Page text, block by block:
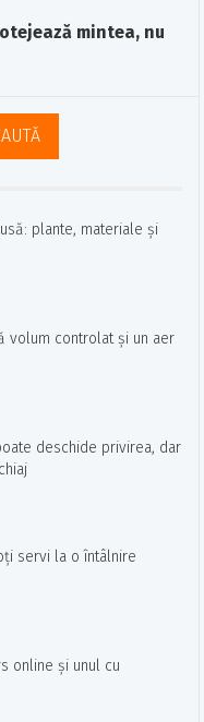
mintea, nu
plante, materiale și
volum controlat și un aer
deschide privirea, dar
servi la o întâlnire
online și unul cu